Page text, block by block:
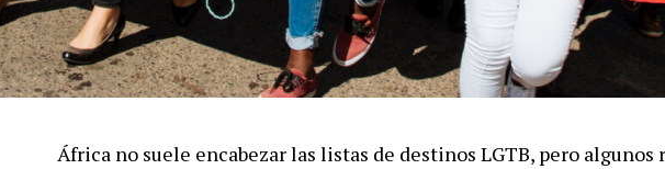
África no suele encabezar las listas de destinos LGTB, pero algunos